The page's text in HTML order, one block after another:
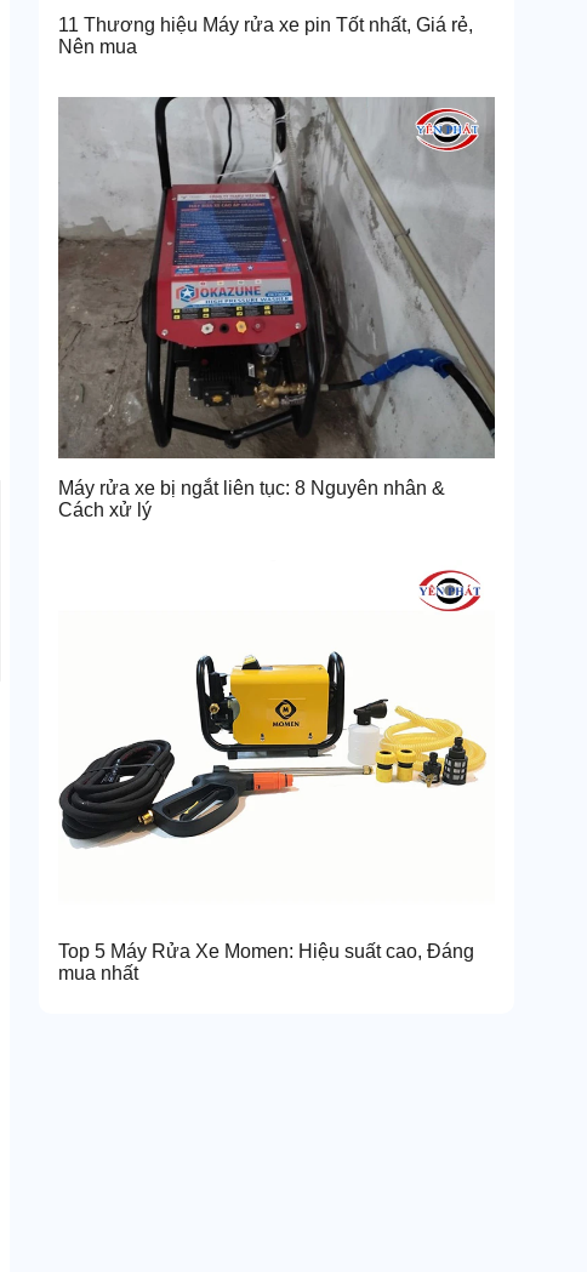
11 Thương hiệu Máy rửa xe pin Tốt nhất, Giá rẻ,
Nên mua
Máy rửa xe bị ngắt liên tục: 8 Nguyên nhân &
Cách xử lý
Top 5 Máy Rửa Xe Momen: Hiệu suất cao, Đáng
mua nhất